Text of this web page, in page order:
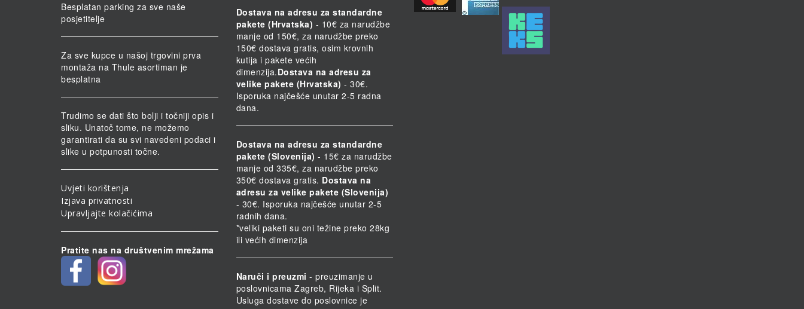
Besplatan parking za sve naše
posjetitelje
Za sve kupce u našoj trgovini prva
montaža na Thule asortiman je
besplatna
Trudimo se dati što bolji i točniji opis i
sliku. Unatoč tome, ne možemo
garantirati da su svi navedeni podaci i
slike u potpunosti točne.
Uvjeti korištenja
Izjava privatnosti
Upravljajte kolačićima
Pratite nas na društvenim mrežama
Dostava na adresu za standardne
pakete (Hrvatska) - 10€ za narudžbe
manje od 150€, za narudžbe preko
150€ dostava gratis, osim krovnih
kutija i pakete većih
dimenzija.Dostava na adresu za
velike pakete (Hrvatska) - 30€.
Isporuka najčešće unutar 2-5 radna
dana.
Dostava na adresu za standardne
pakete (Slovenija) - 15€ za narudžbe
manje od 335€, za narudžbe preko
350€ dostava gratis. Dostava na
adresu za velike pakete (Slovenija)
- 30€. Isporuka najčešće unutar 2-5
radnih dana.
*veliki paketi su oni težine preko 28kg
ili većih dimenzija
Naruči i preuzmi - preuzimanje u
poslovnicama Zagreb, Rijeka i Split.
Usluga dostave do poslovnice je